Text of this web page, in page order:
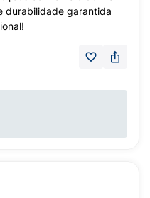
durabilidade garantida